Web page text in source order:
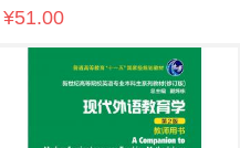
¥51.00